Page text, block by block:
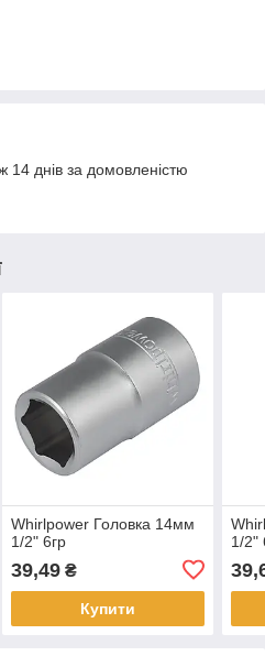
днів за домовленістю
Whirlpower Головка 14мм
1/2" 6гр
39,49₴
Купити
1/2"